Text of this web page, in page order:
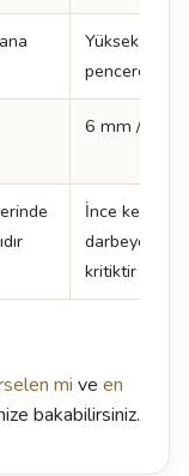
Yüksek —
pencere
6 mm / 12
İnce kesitte
darbeye
kritiktir
mi ve en
bakabilirsiniz.